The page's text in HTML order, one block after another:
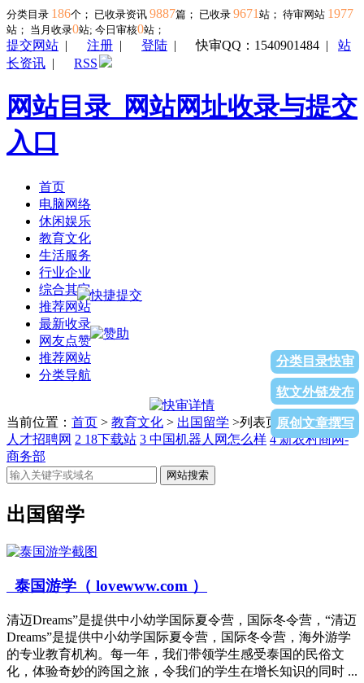
分类目录 186个； 已收录资讯 9887篇； 已收录 9671 站； 待审网站 1977
站； 当月收录0站; 今日审核0站；
提交网站 | 注册 | 登陆 |快审QQ：1540901484 | 站
长资讯 | RSS
网站目录_网站网址收录与提交
入口
首页
电脑网络
休闲娱乐
教育文化
生活服务
行业企业
综合其它
推荐网站
最新收录
网友点赞
推荐网站
分类导航
分类目录快审
软文外链发布
原创文章撰写
当前位置： 首页 > 教育文化 > 出国留学 >列表页面1北京卫生
人才招聘网 2 18下载站 3 中国机器人网怎么样 4新农村商网-
商务部
网站搜索
出国留学
泰国游学（ lovewww.com ）
清迈Dreams”是提供中小幼学国际夏令营，国际冬令营，“清迈
Dreams”是提供中小幼学国际夏令营，国际冬令营，海外游学
的专业教育机构。每一年，我们带领学生感受泰国的民俗文
化，体验奇妙的跨国之旅，令我们的学生在增长知识的同时 ...